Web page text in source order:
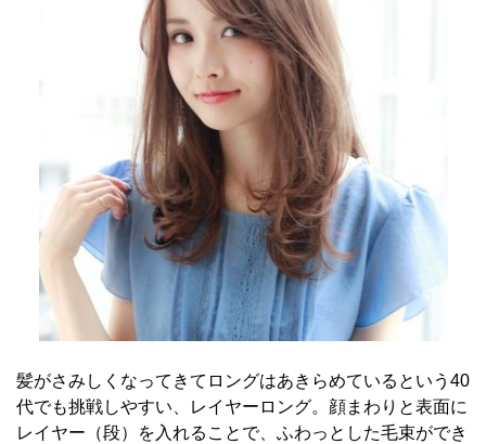
髪がさみしくなってきてロングはあきらめているという40
代でも挑戦しやすい、レイヤーロング。顔まわりと表面に
レイヤー（段）を入れることで、ふわっとした毛束ができ